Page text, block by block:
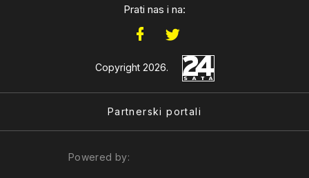
Prati nas i na:
Copyright 2026.
Partnerski portali
Powered by: